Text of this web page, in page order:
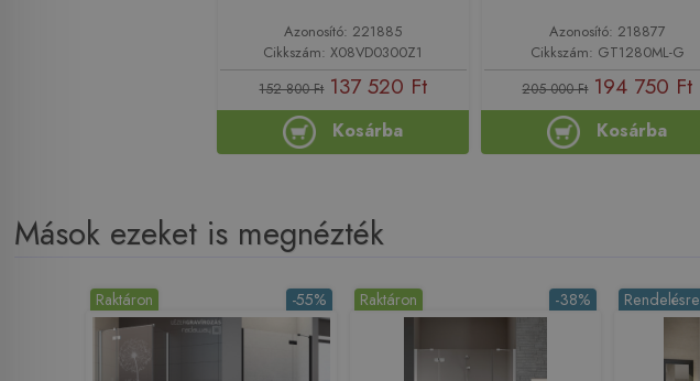
Azonosító: 221885
Cikkszám: X08VD0300Z1
152 800 Ft 137 520 Ft
Kosárba
Azonosító: 218877
Cikkszám: GT1280ML-G
205 000 Ft 194 750 Ft
Kosárba
Mások ezeket is megnézték
-55%
Raktáron -38%
Raktáron Rendelésre